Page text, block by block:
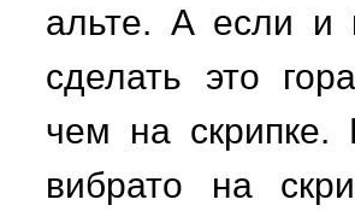
альте. А если и
сделать это
чем на скрипке.
вибрато на